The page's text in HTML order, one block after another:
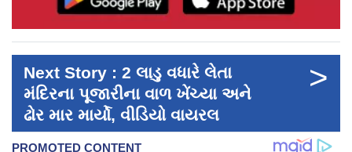
Next Story : 2 લાડુ વધારે લેતા
મંદિરના પૂજારીના વાળ ખેંચ્યા અને
ઢોર માર માર્યો, વીડિયો વાયરલ
>